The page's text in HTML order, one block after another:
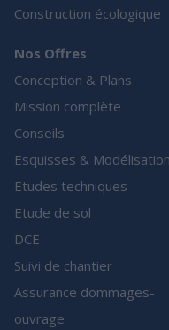
Construction écologique
Nos Offres
Conception & Plans
Mission complète
Conseils
Esquisses &
Etudes techniques
Etude de sol
DCE
Suivi de chantier
Assurance dommages-
ouvrage